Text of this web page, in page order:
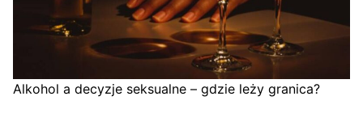
Alkohol a decyzje seksualne – gdzie leży granica?